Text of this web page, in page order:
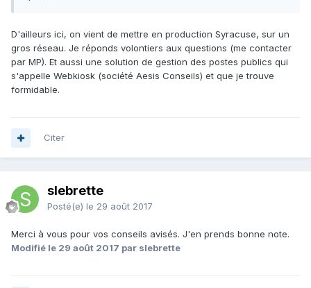
D'ailleurs ici, on vient de mettre en production Syracuse, sur un
gros réseau. Je réponds volontiers aux questions (me contacter
par MP). Et aussi une solution de gestion des postes publics qui
s'appelle Webkiosk (société Aesis Conseils) et que je trouve
formidable.
Citer
slebrette
Posté(e) le 29 août 2017
Merci à vous pour vos conseils avisés. J'en prends bonne note.
Modifié le 29 août 2017 par slebrette